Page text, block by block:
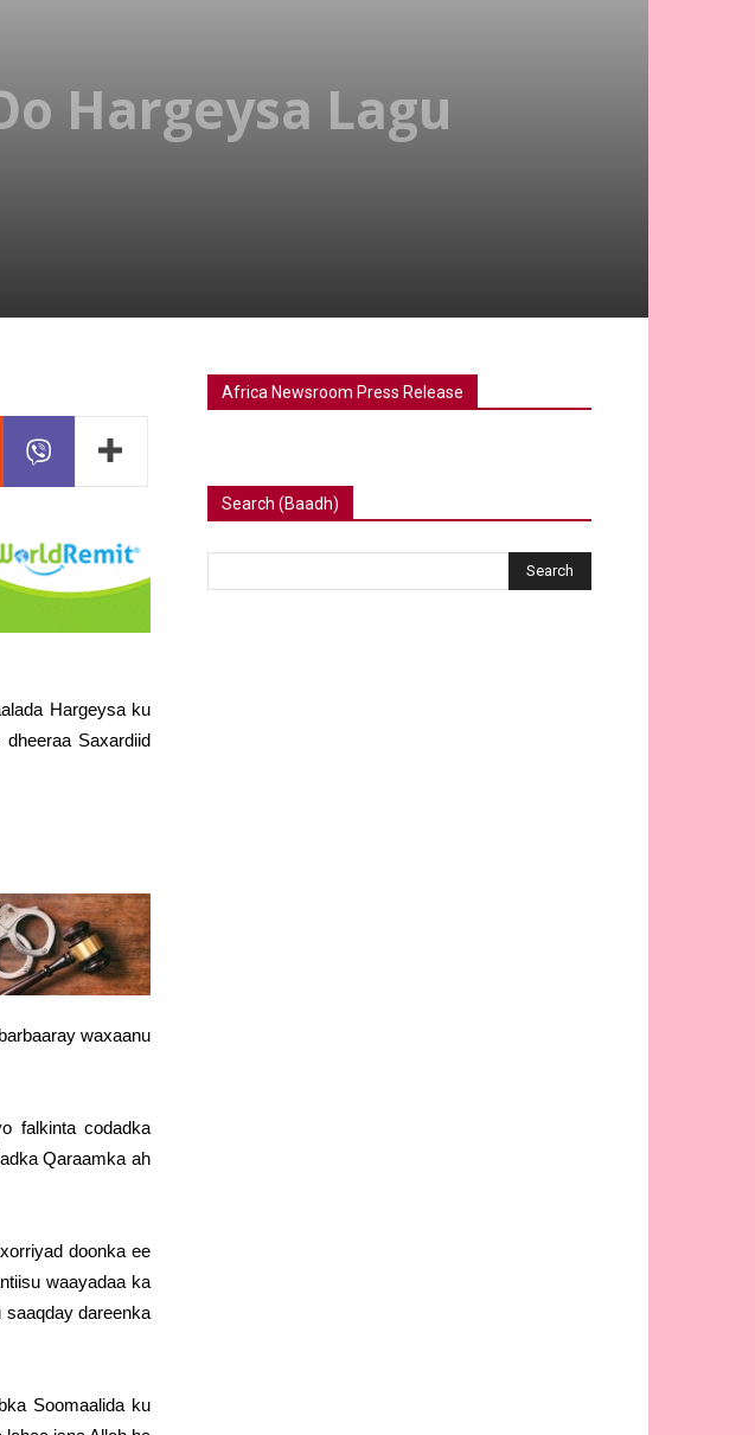
Hargeysa Lagu
Hargeysa ku
Saxardiid
waxaanu
falkinta codadka
Qaraamka ah
doonka ee
waayadaa ka
dareenka
Soomaalida ku
Africa Newsroom Press Release
Search (Baadh)